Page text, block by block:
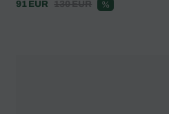
91 EUR
130 EUR %